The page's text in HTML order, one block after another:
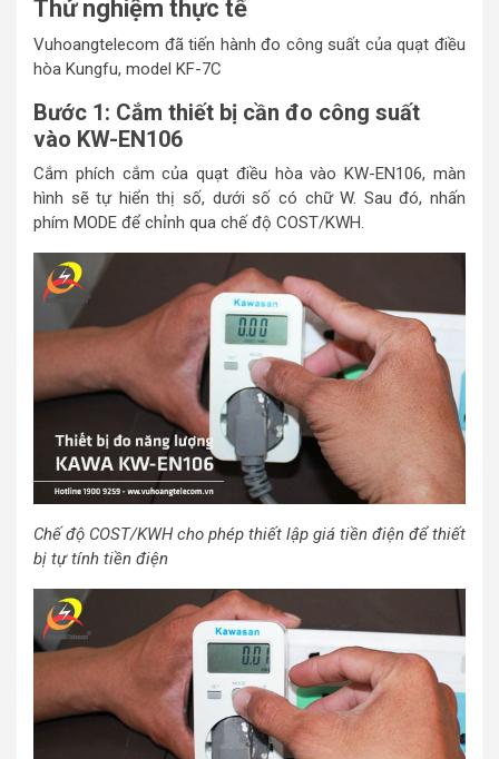
Thử nghiệm thực tế
Vuhoangtelecom đã tiến hành đo công suất của quạt điều
hòa Kungfu, model KF-7C
Bước 1: Cắm thiết bị cần đo công suất
vào KW-EN106
Cắm phích cắm của quạt điều hòa vào KW-EN106, màn
hình sẽ tự hiển thị số, dưới số có chữ W. Sau đó, nhấn
phím MODE để chỉnh qua chế độ COST/KWH.
Chế độ COST/KWH cho phép thiết lập giá tiền điện để thiết
bị tự tính tiền điện